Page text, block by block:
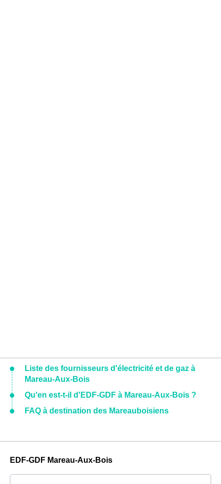
Liste des fournisseurs d'électricité et de gaz à
Mareau-Aux-Bois
Qu'en est-t-il d'EDF-GDF à Mareau-Aux-Bois ?
FAQ à destination des Mareauboisiens
EDF-GDF Mareau-Aux-Bois